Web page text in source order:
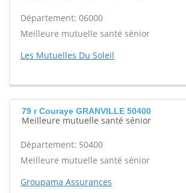
Département: 06000
Meilleure mutuelle santé sénior
Les Mutuelles Du Soleil
79 r Couraye GRANVILLE 50400
Meilleure mutuelle santé sénior
Département: 50400
Meilleure mutuelle santé sénior
Groupama Assurances